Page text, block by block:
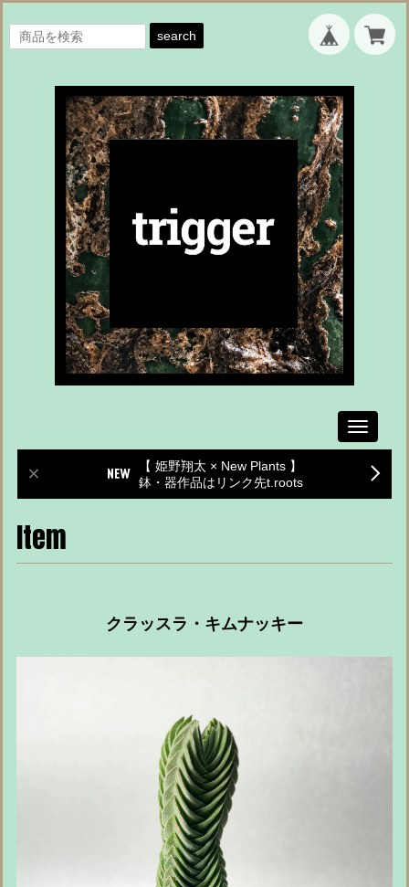
search
Toggle
【 姫野翔太 × New Plants 】
鉢・器作品はリンク先t.roots
Item
クラッスラ・キムナッキー